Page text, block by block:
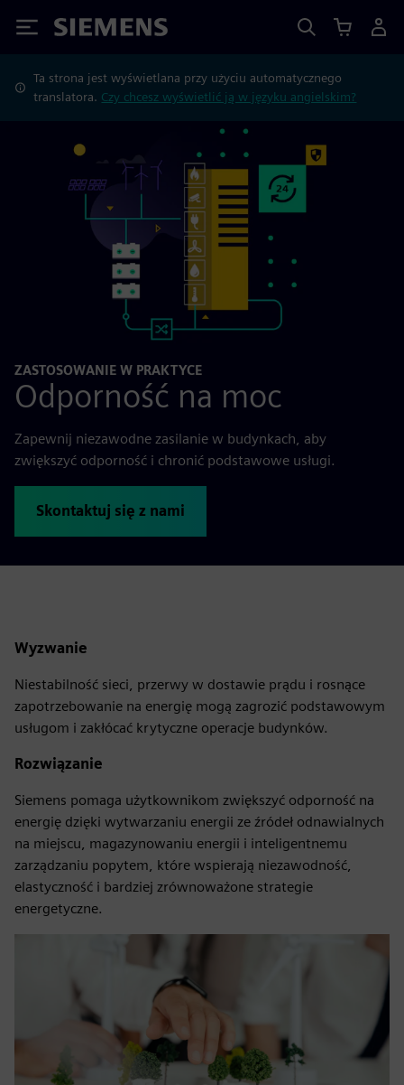
Siemens
Ta strona jest wyświetlana przy użyciu automatycznego
translatora. Czy chcesz wyświetlić ją w języku angielskim?
ZASTOSOWANIE W PRAKTYCE
Odporność na moc
Zapewnij niezawodne zasilanie w budynkach, aby
zwiększyć odporność i chronić podstawowe usługi.
Skontaktuj się z nami
Wyzwanie
Niestabilność sieci, przerwy w dostawie prądu i rosnące
zapotrzebowanie na energię mogą zagrozić podstawowym
usługom i zakłócać krytyczne operacje budynków.
Rozwiązanie
Siemens pomaga użytkownikom zwiększyć odporność na
energię dzięki wytwarzaniu energii ze źródeł odnawialnych
na miejscu, magazynowaniu energii i inteligentnemu
zarządzaniu popytem, które wspierają niezawodność,
elastyczność i bardziej zrównoważone strategie
energetyczne.